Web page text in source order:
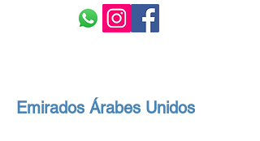
Emirados Árabes Unidos